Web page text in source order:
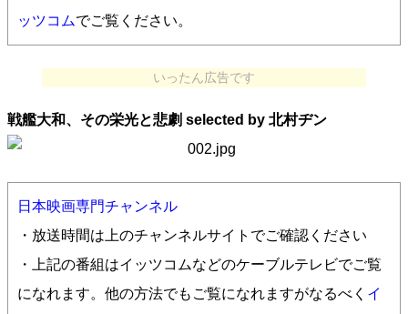
ッツコムでご覧ください。
いったん広告です
戦艦大和、その栄光と悲劇 selected by 北村ヂン
日本映画専門チャンネル
・放送時間は上のチャンネルサイトでご確認ください
・上記の番組はイッツコムなどのケーブルテレビでご覧
になれます。他の方法でもご覧になれますがなるべく イ